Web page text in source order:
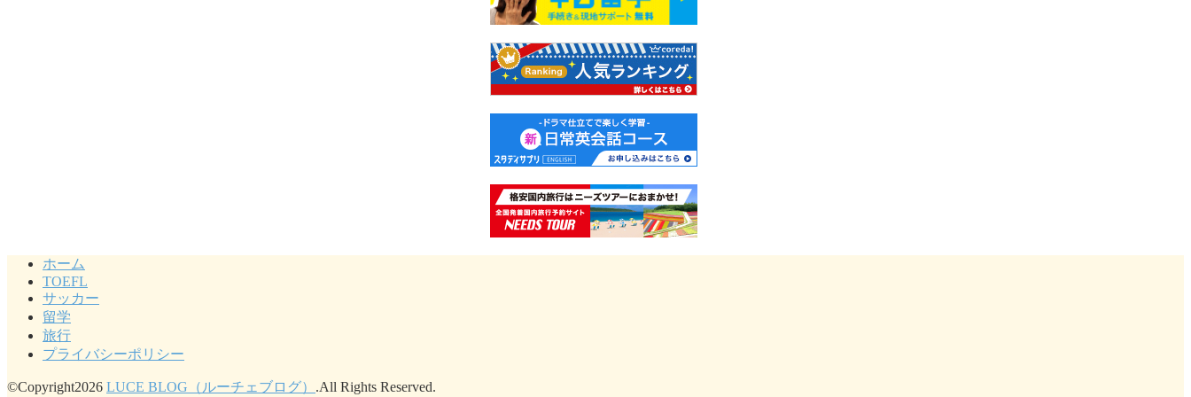
ホーム
TOEFL
サッカー
留学
旅行
プライバシーポリシー
©Copyright2026 LUCE BLOG（ルーチェブログ） .All Rights Reserved.